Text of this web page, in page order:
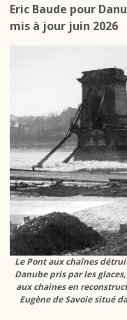
Eric Baude pour
mis à jour juin 2026
Le Pont aux chaînes
Danube pris par les
aux chaines en
Eugène de Savoie situé